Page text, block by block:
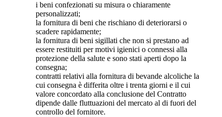
i beni confezionati su misura o chiaramente
personalizzati;
la fornitura di beni che rischiano di deteriorarsi o
scadere rapidamente;
la fornitura di beni sigillati che non si prestano ad
essere restituiti per motivi igienici o connessi alla
protezione della salute e sono stati aperti dopo la
consegna;
contratti relativi alla fornitura di bevande alcoliche la
cui consegna è differita oltre i trenta giorni e il cui
valore concordato alla conclusione del Contratto
dipende dalle fluttuazioni del mercato al di fuori del
controllo del fornitore.